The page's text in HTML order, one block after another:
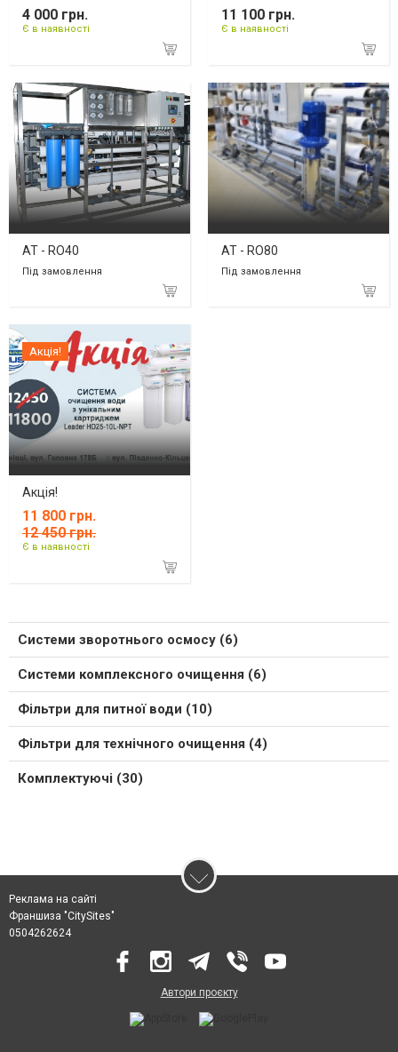
4 000 грн.
Є в наявності
11 100 грн.
Є в наявності
AT - RO40
Під замовлення
AT - RO80
Під замовлення
Акція!
Акція!
11 800 грн.
12 450 грн.
Є в наявності
Системи зворотнього осмосу (6)
Системи комплексного очищення (6)
Фільтри для питної води (10)
Фільтри для технічного очищення (4)
Комплектуючі (30)
Реклама на сайті
Франшиза "CitySites"
0504262624
Автори проєкту